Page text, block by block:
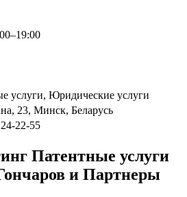
услуги, Юридические услуги
23, Минск, Беларусь
22-55
Патентные услуги
и Партнеры